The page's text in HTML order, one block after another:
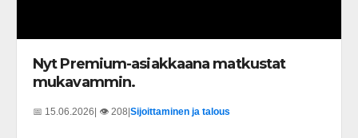
Nyt Premium-asiakkaana matkustat
mukavammin.
📅 15.06.2026| 👁️ 208|Sijoittaminen ja talous